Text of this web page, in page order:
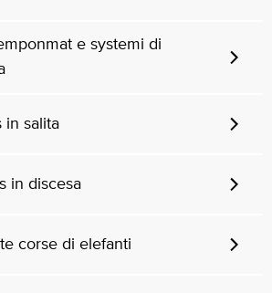
e systemi di
in salita
in discesa
corse di elefanti